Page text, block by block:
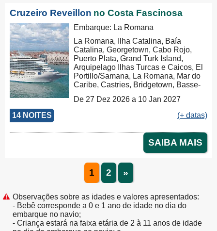
Cruzeiro Reveillon no Costa Fascinosa
14 NOITES
Embarque: La Romana
La Romana, Ilha Catalina, Baía
Catalina, Georgetown, Cabo Rojo,
Puerto Plata, Grand Turk Island,
Arquipelago Ilhas Turcas e Caicos, El
Portillo/Samana, La Romana, Mar do
Caribe, Castries, Bridgetown, Basse-
Saint Kitts, Tortola, La Romana
De 27 Dez 2026 a 10 Jan 2027
(+ datas)
SAIBA MAIS
1 2 »
Observações sobre as idades e valores apresentados:
- Bebê corresponde a 0 e 1 ano de idade no dia do
embarque no navio;
- Criança estará na faixa etária de 2 à 11 anos de idade